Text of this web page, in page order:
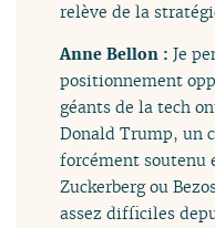
relève de la
Anne Bellon :Je
positionnement
géants de la tech
Donald Trump, un
forcément soutenu
Zuckerberg ou
assez difficiles